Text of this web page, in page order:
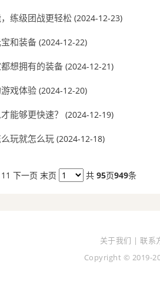
练级团战更轻松 (2024-12-23)
和装备 (2024-12-22)
想拥有的装备 (2024-12-21)
戏体验 (2024-12-20)
能够更快速？ (2024-12-19)
玩就怎么玩 (2024-12-18)
11 下一页 末页 共 95页949条
关于我们 | 联系
Copyright © 2019-